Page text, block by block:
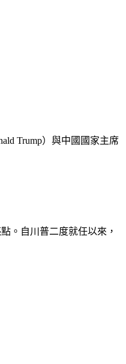
Trump）與中國國家主席
。自川普二度就任以來，